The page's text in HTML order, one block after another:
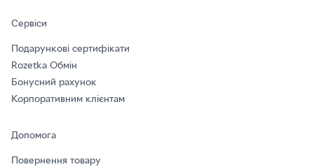
Сервіси
Подарункові сертифікати
Rozetka Обмін
Бонусний рахунок
Корпоративним клієнтам
Допомога
Повернення товару